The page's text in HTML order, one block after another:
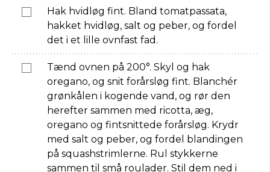
Hak hvidløg fint. Bland tomatpassata,
hakket hvidløg, salt og peber, og fordel
det i et lille ovnfast fad.
Tænd ovnen på 200°. Skyl og hak
oregano, og snit forårsløg fint. Blanchér
grønkålen i kogende vand, og rør den
herefter sammen med ricotta, æg,
oregano og fintsnittede forårsløg. Krydr
med salt og peber, og fordel blandingen
på squashstrimlerne. Rul stykkerne
sammen til små roulader. Stil dem ned i